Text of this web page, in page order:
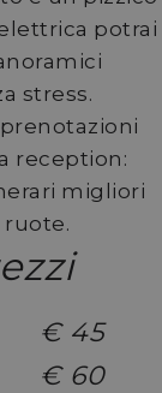
potrai
stress.
reception:
migliori
ruote.
€ 45
€ 60